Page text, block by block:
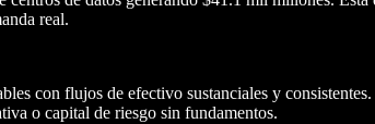
real.
con flujos de efectivo sustanciales y
o capital de riesgo sin fundamentos.